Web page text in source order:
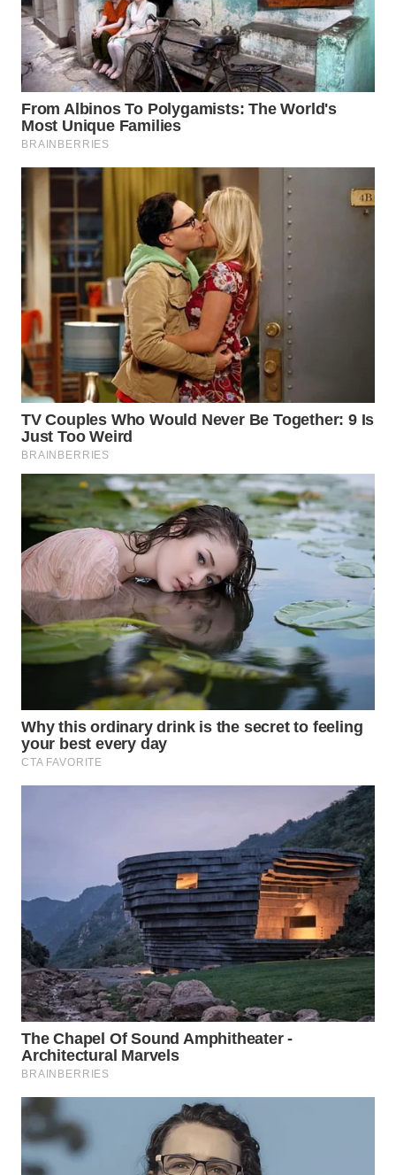
WN
BORNEO
Wahana
Media
Group
WAHANA
WAHANA
TANI
WAHANA
ADVOKAT
WAHANA
INFRASTRUKTUR
WAHANA
KONSUMEN
WAHANA
LISTRIK
WAHANA
TRAVEL
WAHANA
TV
WAHANANEWS
ID
WAHANANEWS
CO ID
WAHANA
WAHANA
UMKM
WAHANA
SELEB
PERSONA
WAHANA